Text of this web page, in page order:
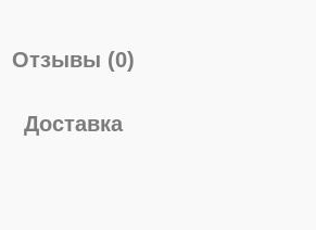
Отзывы (0)
Доставка